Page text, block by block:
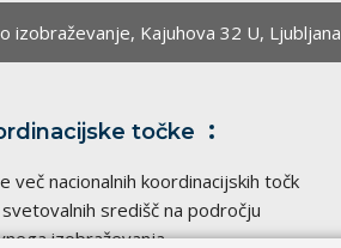
izobraževanje, Kajuhova 32 U, Ljubljana
točke
več nacionalnih koordinacijskih točk
središč na področju
izobraževanja.